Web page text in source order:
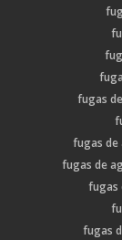
fugas
fugas de
fugas de
fugas
fugas